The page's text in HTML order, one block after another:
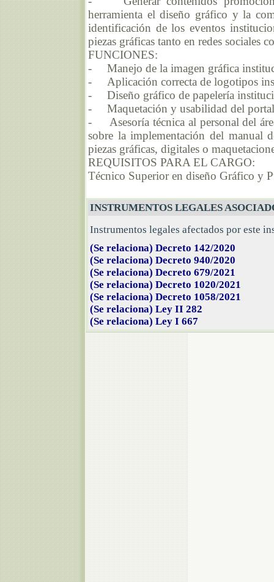
herramienta el diseño gráfico y la
identificación de los eventos
piezas gráficas tanto en redes sociales
FUNCIONES:
- Manejo de la imagen gráfica
- Aplicación correcta de logotipos
- Diseño gráfico de papelería
- Maquetación y usabilidad del
- Asesoría técnica al personal del
sobre la implementación del manual
piezas gráficas, digitales o
REQUISITOS PARA EL CARGO:
Técnico Superior en diseño Gráfico y
INSTRUMENTOS LEGALES
Instrumentos legales afectados por este
(Se relaciona) Decreto 142/2020
(Se relaciona) Decreto 940/2020
(Se relaciona) Decreto 679/2021
(Se relaciona) Decreto 1020/2021
(Se relaciona) Decreto 1058/2021
(Se relaciona) Ley II 282
(Se relaciona) Ley I 667